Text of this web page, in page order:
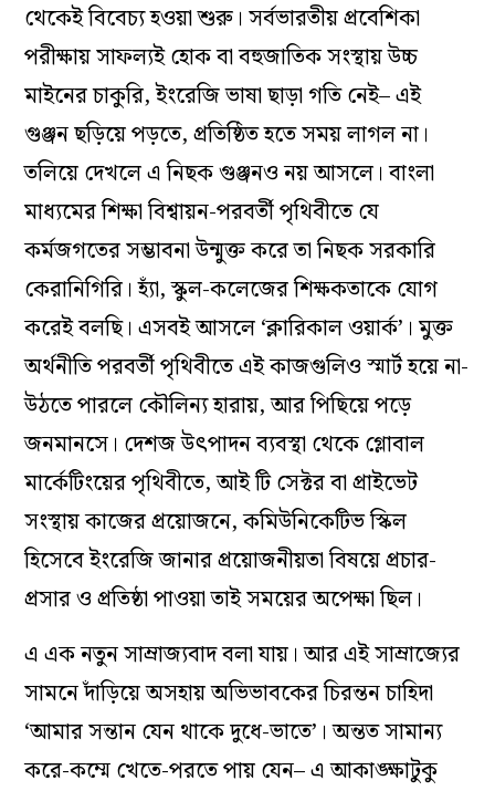
থেকেই বিবেচ্য হওয়া শুরু। সর্বভারতীয় প্রবেশিকা
পরীক্ষায় সাফল্যই হোক বা বহুজাতিক সংস্থায় উচ্চ
মাইনের চাকুরি, ইংরেজি ভাষা ছাড়া গতি নেই– এই
গুঞ্জন ছড়িয়ে পড়তে, প্রতিষ্ঠিত হতে সময় লাগল না।
তলিয়ে দেখলে এ নিছক গুঞ্জনও নয় আসলে। বাংলা
মাধ্যমের শিক্ষা বিশ্বায়ন-পরবর্তী পৃথিবীতে যে
কর্মজগতের সম্ভাবনা উন্মুক্ত করে তা নিছক সরকারি
কেরানিগিরি। হ্যাঁ, স্কুল-কলেজের শিক্ষকতাকে যোগ
করেই বলছি। এসবই আসলে ‘ক্লারিকাল ওয়ার্ক’। মুক্ত
অর্থনীতি পরবর্তী পৃথিবীতে এই কাজগুলিও স্মার্ট হয়ে না-
উঠতে পারলে কৌলিন্য হারায়, আর পিছিয়ে পড়ে
জনমানসে। দেশজ উৎপাদন ব্যবস্থা থেকে গ্লোবাল
মার্কেটিংয়ের পৃথিবীতে, আই টি সেক্টর বা প্রাইভেট
সংস্থায় কাজের প্রয়োজনে, কমিউনিকেটিভ স্কিল
হিসেবে ইংরেজি জানার প্রয়োজনীয়তা বিষয়ে প্রচার-
প্রসার ও প্রতিষ্ঠা পাওয়া তাই সময়ের অপেক্ষা ছিল।
এ এক নতুন সাম্রাজ্যবাদ বলা যায়। আর এই সাম্রাজ্যের
সামনে দাঁড়িয়ে অসহায় অভিভাবকের চিরন্তন চাহিদা
‘আমার সন্তান যেন থাকে দুধে-ভাতে’। অন্তত সামান্য
করে-কম্মে খেতে-পরতে পায় যেন– এ আকাঙ্ক্ষাটুকু